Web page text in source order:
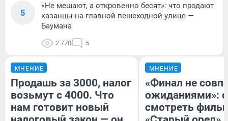
5
«Не мешают, а откровенно бесят»: что продают
казанцы на главной пешеходной улице —
Баумана
2 778 5
МНЕНИЕ
Продашь за 3000, налог
возьмут с 4000. Что
нам готовит новый
МНЕНИЕ
«Финал не
ожиданиями»:
смотреть